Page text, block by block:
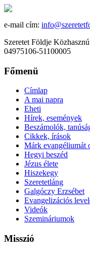
e-mail cím:
Szeretet Földje
04975106-51100005
Főmenü
Címlap
A mai napra
Eheti
Hírek, események
Beszámolók,
Cikkek, írások
Márk evangéliumát
Hegyi beszéd
Jézus élete
Hiszekegy
Szeretetláng
Galgóczy Erzsébet
Evangelizációs
Videók
Szemináriumok
Misszió